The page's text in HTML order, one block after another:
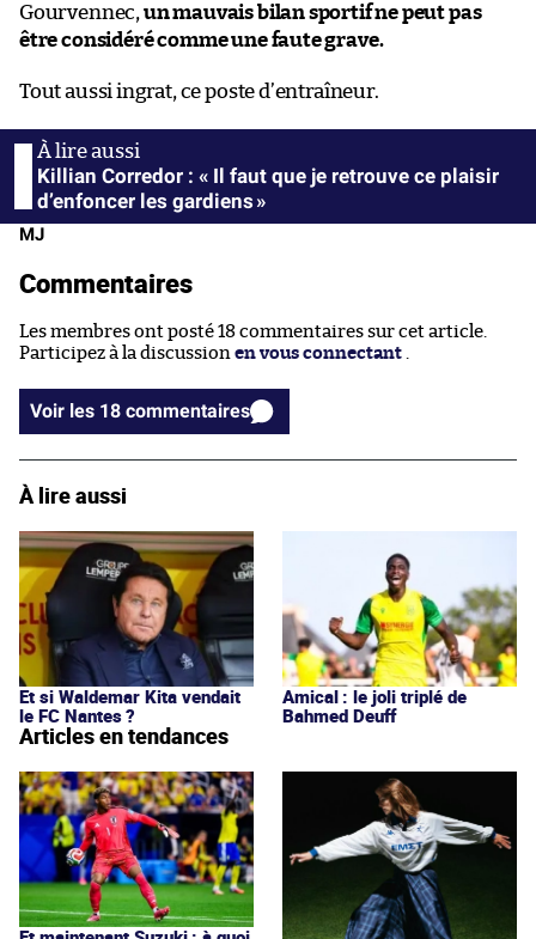
Gourvennec, un mauvais bilan sportif ne peut pas
être considéré comme une faute grave.
Tout aussi ingrat, ce poste d’entraîneur.
Killian Corredor : « Il faut que je retrouve ce plaisir
d’enfoncer les gardiens »
MJ
Commentaires
Les membres ont posté 18 commentaires sur cet article.
Participez à la discussion en vous connectant
Voir les 18 commentaires
À lire aussi
Et si Waldemar Kita vendait
le FC Nantes ?
Amical : le joli triplé de
Bahmed Deuff
Articles en tendances